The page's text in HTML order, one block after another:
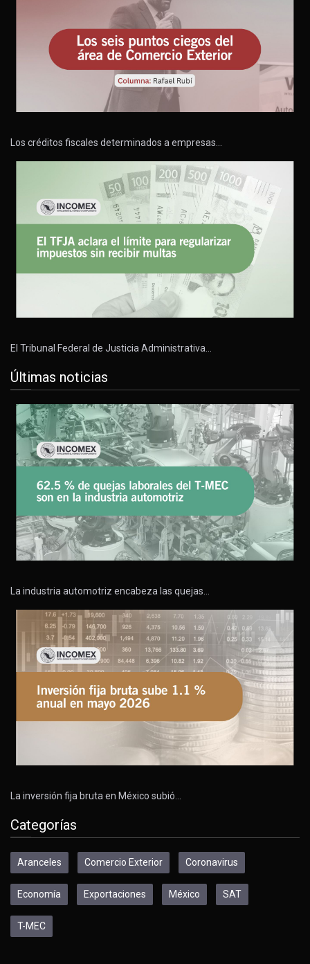
Los créditos fiscales determinados a empresas…
El Tribunal Federal de Justicia Administrativa…
Últimas noticias
La industria automotriz encabeza las quejas…
La inversión fija bruta en México subió…
Categorías
Aranceles Comercio Exterior Coronavirus
Economía Exportaciones México SAT
T-MEC